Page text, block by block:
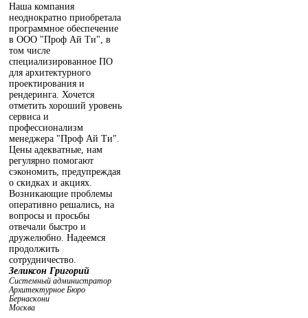
Наша компания
неоднократно приобретала
программное обеспечение
в ООО "Проф Ай Ти", в
том числе
специализированное ПО
для архитектурного
проектирования и
рендеринга. Хочется
отметить хороший уровень
сервиса и
профессионализм
менеджера "Проф Ай Ти".
Цены адекватные, нам
регулярно помогают
сэкономить, предупреждая
о скидках и акциях.
Возникающие проблемы
оперативно решались, на
вопросы и просьбы
отвечали быстро и
дружелюбно. Надеемся
продолжить
сотрудничество.
Зеликсон Григорий
Системный администратор
Архитектурное Бюро
Бернаскони
Москва